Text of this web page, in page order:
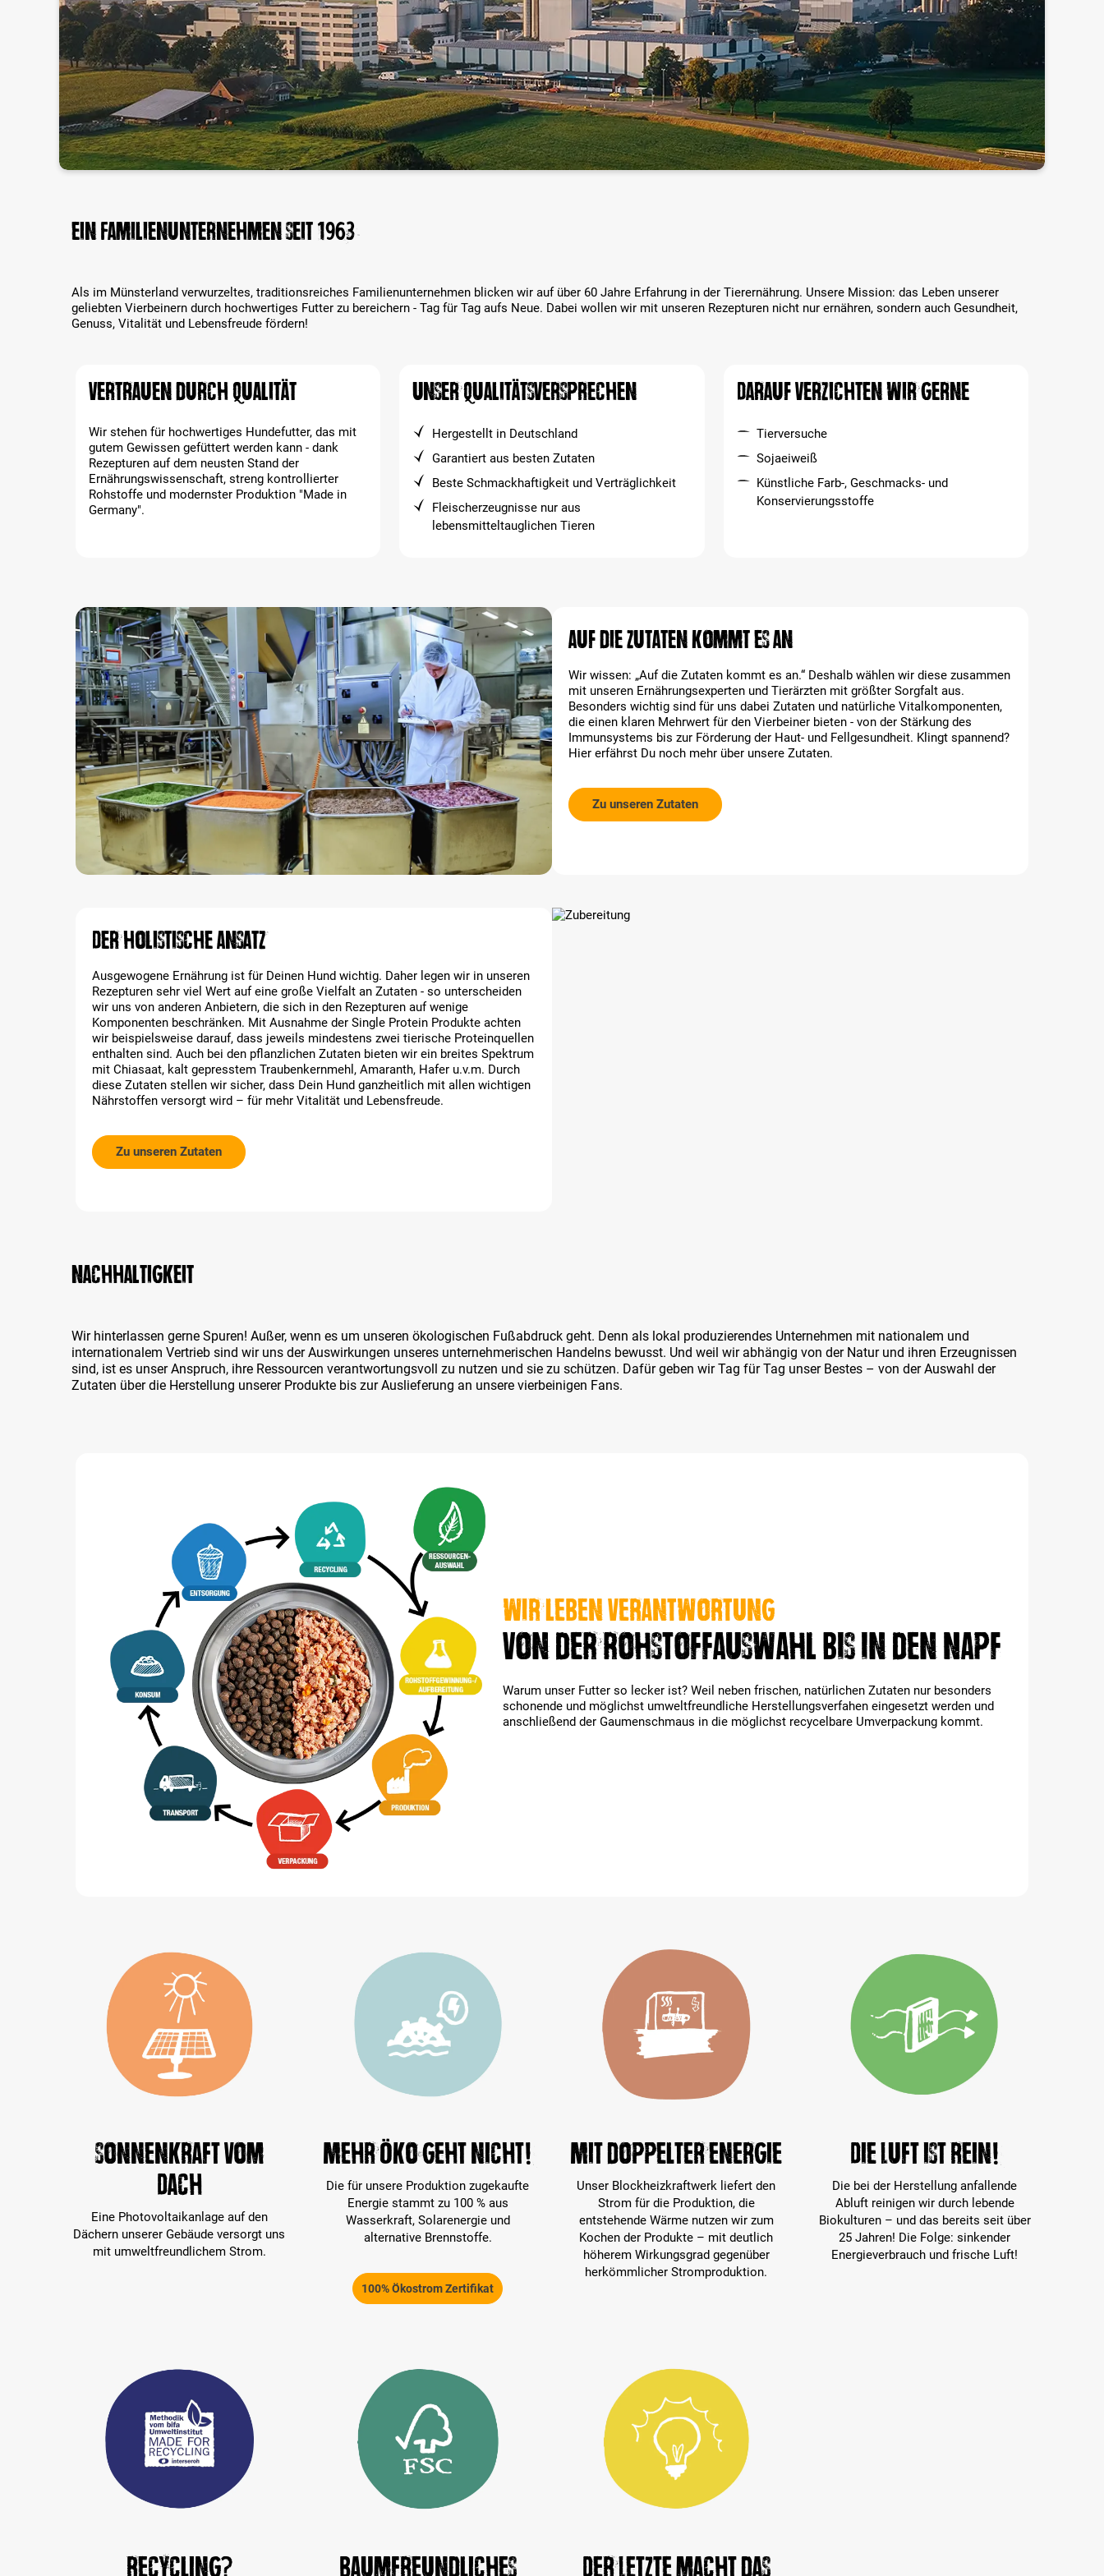
Ein Familienunternehmen seit 1963
Als im Münsterland verwurzeltes, traditionsreiches Familienunternehmen blicken wir auf über 60 Jahre Erfahrung in der Tierernährung. Unsere Mission: das Leben unserer
geliebten Vierbeinern durch hochwertiges Futter zu bereichern - Tag für Tag aufs Neue. Dabei wollen wir mit unseren Rezepturen nicht nur ernähren, sondern auch Gesundheit,
Genuss, Vitalität und Lebensfreude fördern!
Vertrauen durch Qualität
Wir stehen für hochwertiges Hundefutter, das mit
gutem Gewissen gefüttert werden kann - dank
Rezepturen auf dem neusten Stand der
Ernährungswissenschaft, streng kontrollierter
Rohstoffe und modernster Produktion "Made in
Germany".
Unser Qualitätsversprechen
Hergestellt in Deutschland
Garantiert aus besten Zutaten
Beste Schmackhaftigkeit und Verträglichkeit
Fleischerzeugnisse nur aus
lebensmitteltauglichen Tieren
Darauf verzichten wir gerne
Tierversuche
Sojaeiweiß
Künstliche Farb-, Geschmacks- und
Konservierungsstoffe
Auf die Zutaten kommt es an
Wir wissen: „Auf die Zutaten kommt es an.“ Deshalb wählen wir diese zusammen
mit unseren Ernährungsexperten und Tierärzten mit größter Sorgfalt aus.
Besonders wichtig sind für uns dabei Zutaten und natürliche Vitalkomponenten,
die einen klaren Mehrwert für den Vierbeiner bieten - von der Stärkung des
Immunsystems bis zur Förderung der Haut- und Fellgesundheit. Klingt spannend?
Hier erfährst Du noch mehr über unsere Zutaten.
Zu unseren Zutaten
Der holistische Ansatz
Ausgewogene Ernährung ist für Deinen Hund wichtig. Daher legen wir in unseren
Rezepturen sehr viel Wert auf eine große Vielfalt an Zutaten - so unterscheiden
wir uns von anderen Anbietern, die sich in den Rezepturen auf wenige
Komponenten beschränken. Mit Ausnahme der Single Protein Produkte achten
wir beispielsweise darauf, dass jeweils mindestens zwei tierische Proteinquellen
enthalten sind. Auch bei den pflanzlichen Zutaten bieten wir ein breites Spektrum
mit Chiasaat, kalt gepresstem Traubenkernmehl, Amaranth, Hafer u.v.m. Durch
diese Zutaten stellen wir sicher, dass Dein Hund ganzheitlich mit allen wichtigen
Nährstoffen versorgt wird – für mehr Vitalität und Lebensfreude.
Zu unseren Zutaten
Nachhaltigkeit
Wir hinterlassen gerne Spuren! Außer, wenn es um unseren ökologischen Fußabdruck geht. Denn als lokal produzierendes Unternehmen mit nationalem und
internationalem Vertrieb sind wir uns der Auswirkungen unseres unternehmerischen Handelns bewusst. Und weil wir abhängig von der Natur und ihren Erzeugnissen
sind, ist es unser Anspruch, ihre Ressourcen verantwortungsvoll zu nutzen und sie zu schützen. Dafür geben wir Tag für Tag unser Bestes – von der Auswahl der
Zutaten über die Herstellung unserer Produkte bis zur Auslieferung an unsere vierbeinigen Fans.
Wir leben Verantwortung
Von der Rohstoffauswahl bis in den Napf
Warum unser Futter so lecker ist? Weil neben frischen, natürlichen Zutaten nur besonders
schonende und möglichst umweltfreundliche Herstellungsverfahen eingesetzt werden und
anschließend der Gaumenschmaus in die möglichst recycelbare Umverpackung kommt.
Sonnenkraft vom
Dach
Eine Photovoltaikanlage auf den
Dächern unserer Gebäude versorgt uns
mit umweltfreundlichem Strom.
Mehr öko geht nicht!
Die für unsere Produktion zugekaufte
Energie stammt zu 100 % aus
Wasserkraft, Solarenergie und
alternative Brennstoffe.
100% Ökostrom Zertifikat
Mit doppelter Energie
Unser Blockheizkraftwerk liefert den
Strom für die Produktion, die
entstehende Wärme nutzen wir zum
Kochen der Produkte – mit deutlich
höherem Wirkungsgrad gegenüber
herkömmlicher Stromproduktion.
Die Luft ist rein!
Die bei der Herstellung anfallende
Abluft reinigen wir durch lebende
Biokulturen – und das bereits seit über
25 Jahren! Die Folge: sinkender
Energieverbrauch und frische Luft!
Recycling? Baumfreundliches Der Letzte macht das